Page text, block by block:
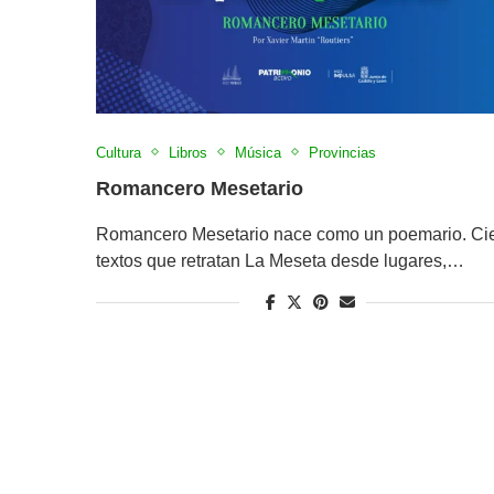
Cultura Libros Música Provincias
Romancero Mesetario
Romancero Mesetario nace como un poemario.
textos que retratan La Meseta desde lugares,…